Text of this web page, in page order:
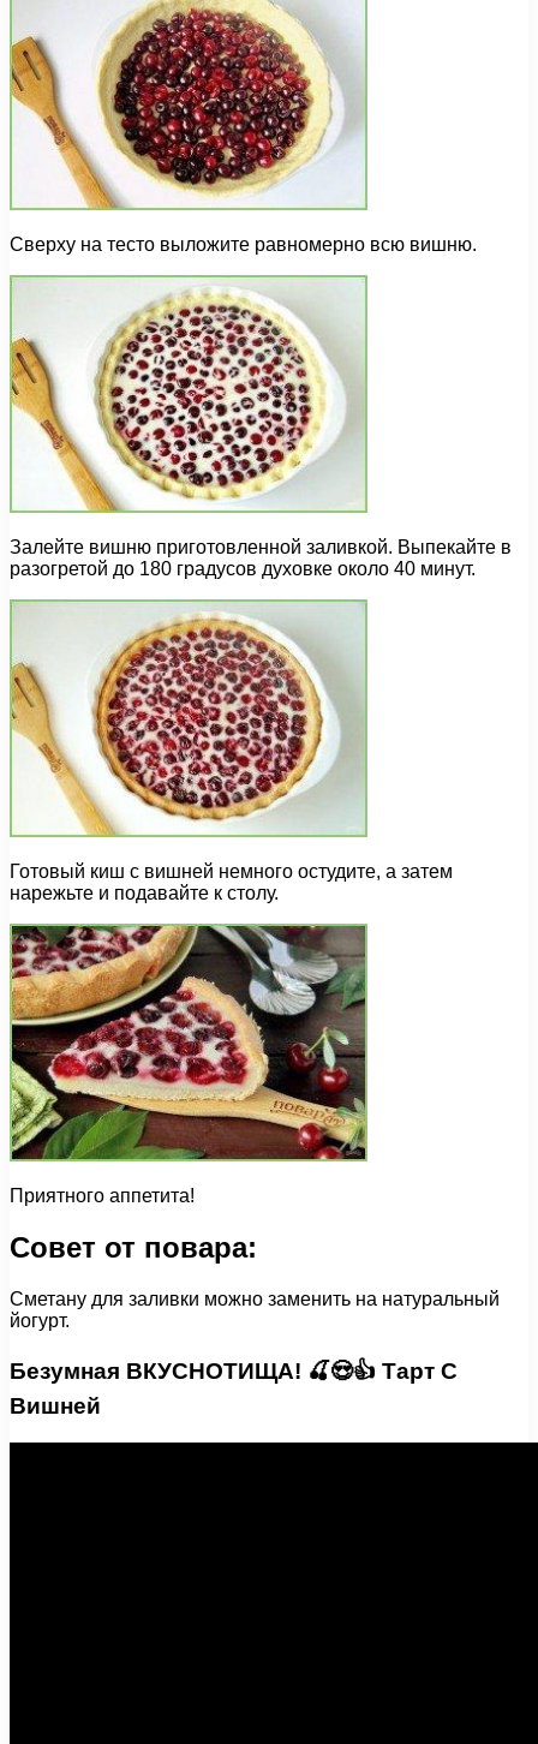
Сверху на тесто выложите равномерно всю вишню.
Залейте вишню приготовленной заливкой. Выпекайте в
разогретой до 180 градусов духовке около 40 минут.
Готовый киш с вишней немного остудите, а затем
нарежьте и подавайте к столу.
Приятного аппетита!
Совет от повара:
Сметану для заливки можно заменить на натуральный
йогурт.
Безумная ВКУСНОТИЩА! 🍒😍👍 Тарт С
Вишней